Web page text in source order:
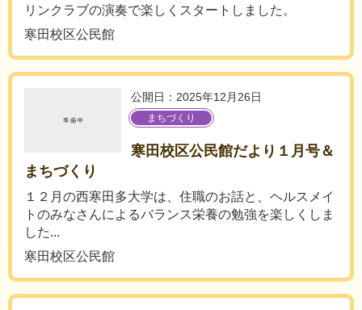
リンクラブの演奏で楽しくスタートしました。
寒田校区公民館
公開日：2025年12月26日
まちづくり
寒田校区公民館だより１月号＆
まちづくり
１２月の西寒田多大学は、住職のお話と、ヘルスメイ
トのみなさんによるバランス栄養の勉強を楽しくしま
した...
寒田校区公民館